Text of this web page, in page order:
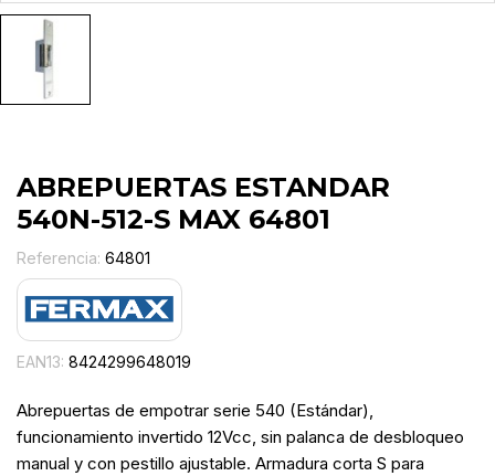
ABREPUERTAS ESTANDAR
540N-512-S MAX 64801
Referencia: 64801
EAN13: 8424299648019
Abrepuertas de empotrar serie 540 (Estándar),
funcionamiento invertido 12Vcc, sin palanca de desbloqueo
manual y con pestillo ajustable. Armadura corta S para